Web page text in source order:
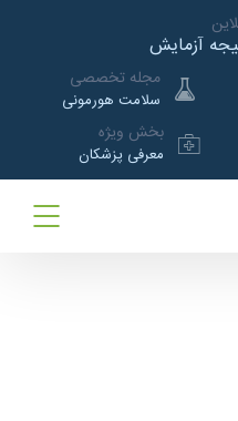
آزمایش
مجله تخصصی
سلامت هورمونی
بخش ویژه
معرفی پزشکان